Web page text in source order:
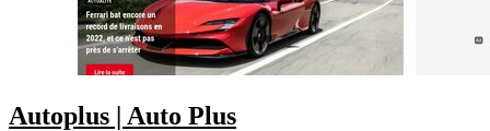
Autoplus | Auto Plus